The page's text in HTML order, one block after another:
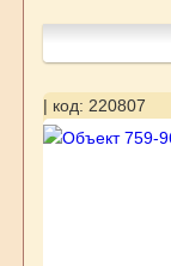
| код: 220807